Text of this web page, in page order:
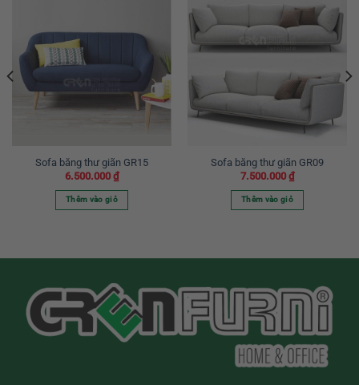
Sofa băng thư giãn GR15
6.500.000 ₫
Thêm vào giỏ
Sofa băng thư giãn GR09
7.500.000 ₫
Thêm vào giỏ